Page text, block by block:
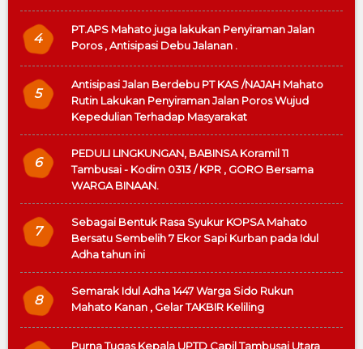
4
PT.APS Mahato juga lakukan Penyiraman Jalan
Poros , Antisipasi Debu Jalanan .
5
Antisipasi Jalan Berdebu PT KAS /NAJAH Mahato
Rutin Lakukan Penyiraman Jalan Poros Wujud
Kepedulian Terhadap Masyarakat
6
PEDULI LINGKUNGAN, BABINSA Koramil 11
Tambusai - Kodim 0313 / KPR , GORO Bersama
WARGA BINAAN.
7
Sebagai Bentuk Rasa Syukur KOPSA Mahato
Bersatu Sembelih 7 Ekor Sapi Kurban pada Idul
Adha tahun ini
8
Semarak Idul Adha 1447 Warga Sido Rukun
Mahato Kanan , Gelar TAKBIR Keliling
Purna Tugas Kepala UPTD Capil Tambusai Utara